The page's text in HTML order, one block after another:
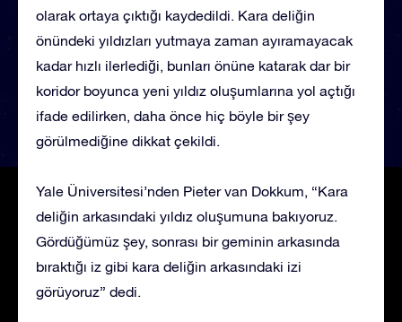
olarak ortaya çıktığı kaydedildi. Kara deliğin
önündeki yıldızları yutmaya zaman ayıramayacak
kadar hızlı ilerlediği, bunları önüne katarak dar bir
koridor boyunca yeni yıldız oluşumlarına yol açtığı
ifade edilirken, daha önce hiç böyle bir şey
görülmediğine dikkat çekildi.
Yale Üniversitesi’nden Pieter van Dokkum, “Kara
deliğin arkasındaki yıldız oluşumuna bakıyoruz.
Gördüğümüz şey, sonrası bir geminin arkasında
bıraktığı iz gibi kara deliğin arkasındaki izi
görüyoruz” dedi.